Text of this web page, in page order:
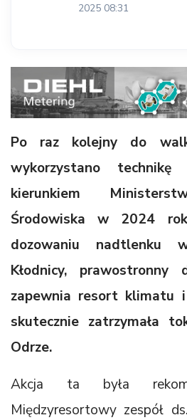
2025 08:31
Po raz kolejny do
wykorzystano technikę
kierunkiem
Środowiska w 2024
dozowaniu nadtlenku
Kłodnicy, prawostronny
zapewnia resort klimatu
skutecznie zatrzymała
Odrze.
Akcja ta była
Międzyresortowy zespół